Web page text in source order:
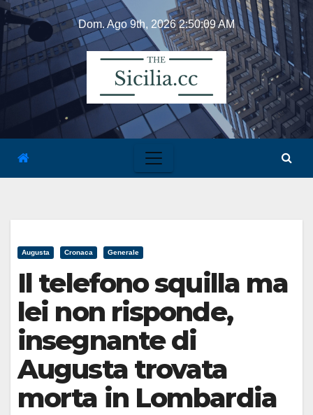
Skip
content
Dom. Ago 9th, 20262:50:09 AM
Augusta Cronaca Generale
Il telefono squilla ma
lei non risponde,
insegnante di
Augusta trovata
morta in Lombardia